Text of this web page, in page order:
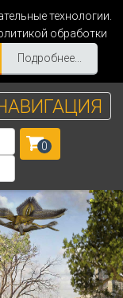
технологии.
обработки
Подробнее...
0